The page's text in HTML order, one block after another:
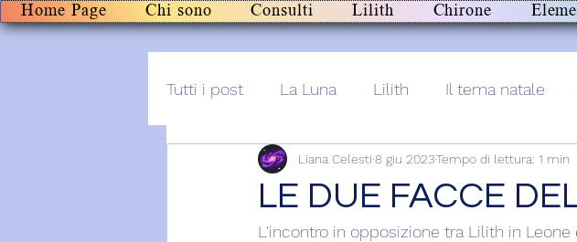
Home Page Chi sono Consulti Lilith Chirone
Tutti i post La Luna Lilith Il tema natale
Post+audio Lilith+
LE DUE FACCE
Liana Celesti 8 giu 2023Tempo di lettura: 1 min
L'incontro in opposizione tra Lilith in Leone